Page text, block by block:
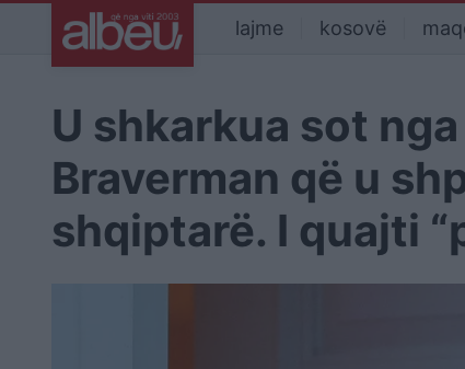
lajme kosovë
U shkarkua sot
Braverman që u
shqiptarë. I quajti